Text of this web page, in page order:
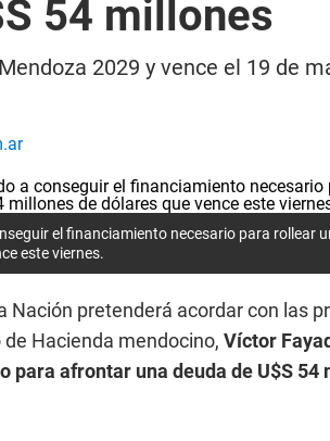
54 millones
2029 y vence el 19 de
el financiamiento necesario para rollear
este viernes.
Nación pretenderá acordar con las
Hacienda mendocino, Víctor
afrontar una deuda de U$S 54